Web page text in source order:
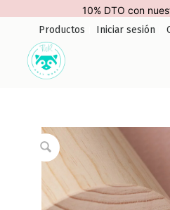
10% DTO con
Productos
Iniciar sesión